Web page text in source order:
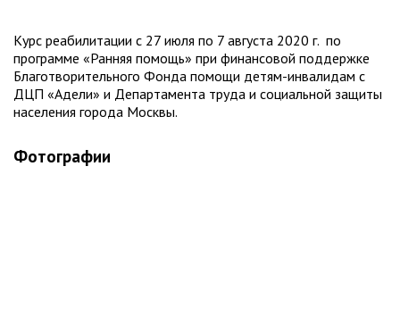
Курс реабилитации с 27 июля по 7 августа 2020 г. по
программе «Ранняя помощь» при финансовой поддержке
Благотворительного Фонда помощи детям-инвалидам с
ДЦП «Адели» и Департамента труда и социальной защиты
населения города Москвы.
Фотографии